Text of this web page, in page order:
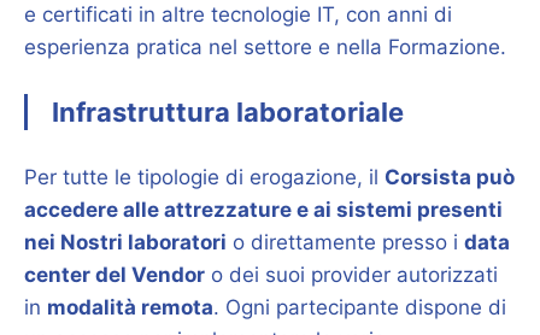
e certificati in altre tecnologie IT, con anni di
esperienza pratica nel settore e nella Formazione.
Infrastruttura laboratoriale
Per tutte le tipologie di erogazione, il Corsista può
accedere alle attrezzature e ai sistemi presenti
nei Nostri laboratori o direttamente presso i data
center del Vendor o dei suoi provider autorizzati
in modalità remota. Ogni partecipante dispone di